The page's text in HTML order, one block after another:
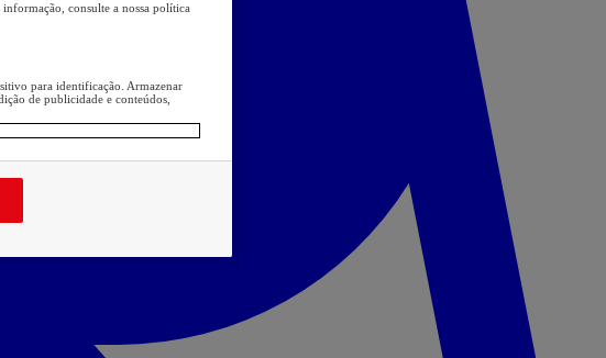
informação, consulte a nossa política
para identificação. Armazenar
de publicidade e conteúdos,